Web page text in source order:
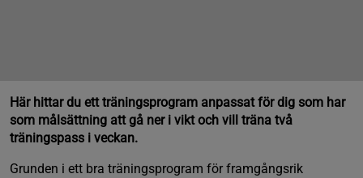
Här hittar du ett träningsprogram anpassat för dig som har
som målsättning att gå ner i vikt och vill träna två
träningspass i veckan.
Grunden i ett bra träningsprogram för framgångsrik